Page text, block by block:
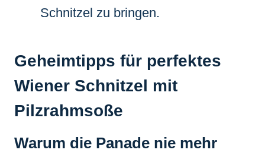
Schnitzel zu bringen.
Geheimtipps für perfektes
Wiener Schnitzel mit
Pilzrahmsoße
Warum die Panade nie mehr